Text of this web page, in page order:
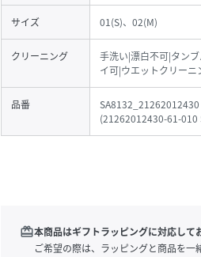
サイズ 01(S)、02(M)
クリーニング
手洗い|漂白不可|タン
イ可|ウエットクリーニ
品番
SA8132_21262012430
(21262012430-61-010
redeem本商品はギフトラッピングに対応して
ご希望の際は、ラッピングと商品を